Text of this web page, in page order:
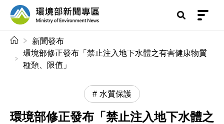
前往中央內容區塊
環境部新聞專區
新聞發布
環境部修正發布「禁止注入地下水體之有害健康物質
種類、限值」
水質保護
環境部修正發布「禁止注入地下水體之